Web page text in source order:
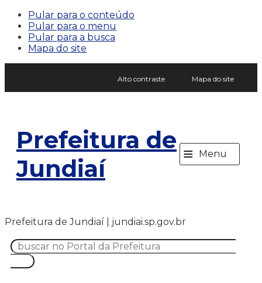
Pular para o conteúdo
Pular para o menu
Pular para a busca
Mapa do site
Alto contraste Mapa do site
Prefeitura de
Jundiaí
≡ Menu
Prefeitura de Jundiaí | jundiai.sp.gov.br